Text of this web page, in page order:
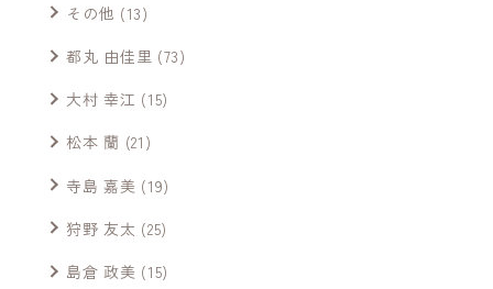
その他 (13)
都丸 由佳里 (73)
大村 幸江 (15)
松本 蘭 (21)
寺島 嘉美 (19)
狩野 友太 (25)
島倉 政美 (15)